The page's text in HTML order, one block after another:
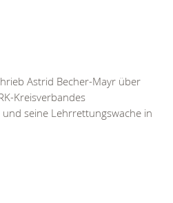
Astrid Becher-Mayr über
Kreisverbandes
und seine Lehrrettungswache in